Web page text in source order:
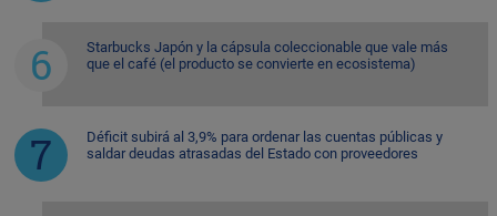
Starbucks Japón y la cápsula coleccionable que vale más
que el café (el producto se convierte en ecosistema)
Déficit subirá al 3,9% para ordenar las cuentas públicas y
saldar deudas atrasadas del Estado con proveedores